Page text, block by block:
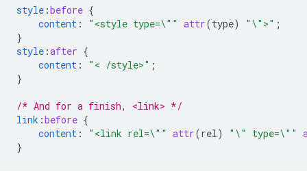
style :before {
content : "<style type=\"" attr(type) "\">" ;
}
style :after {
content : "< /style>" ;
}
/* And for a finish, <link> */
link :before {
content : "<link rel=\"" attr(rel) "\" type=\""
}